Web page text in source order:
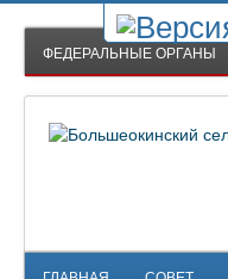
ФЕДЕРАЛЬНЫЕ ОРГАНЫ